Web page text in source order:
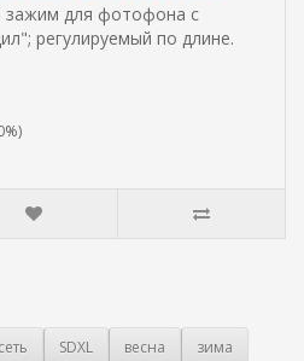
зажим для фотофона с
регулируемый по длине.
SDXL весна
зима